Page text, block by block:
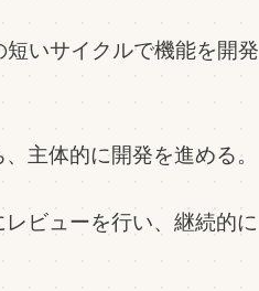
短いサイクルで機能を開発
主体的に開発を進める。
ビューを行い、継続的に